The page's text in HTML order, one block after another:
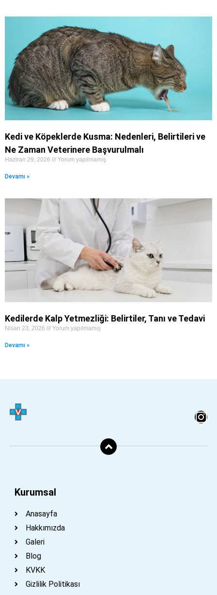
Kedi ve Köpeklerde Kusma: Nedenleri, Belirtileri ve
Ne Zaman Veterinere Başvurulmalı
Haziran 29, 2026 Yorum yapılmamış
Devamı »
Kedilerde Kalp Yetmezliği: Belirtiler, Tanı ve Tedavi
Nisan 23, 2026 Yorum yapılmamış
Devamı »
Kurumsal
Anasayfa
Hakkımızda
Galeri
Blog
KVKK
Gizlilik Politikası